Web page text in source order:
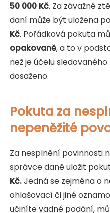
50 000 Kč. Za závažné
daní může být uložena
Kč. Pořádková pokuta
opakovaně, a to v
než je účelu
dosaženo.
Pokuta za
nepeněžité
Za nesplnění povinnosti
správce daně uložit
Kč.Jedná se zejména o
ohlašovací či jiné
učiníte vadné podání,